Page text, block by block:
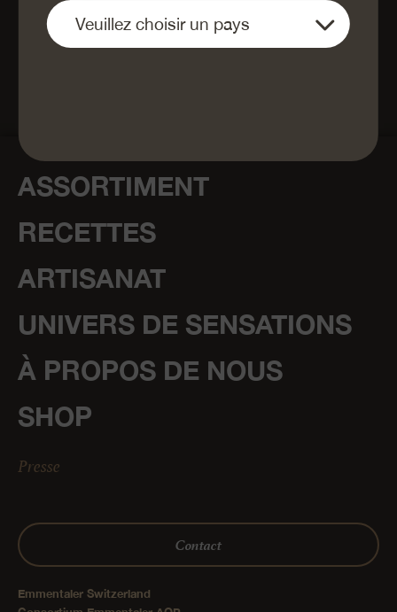
Retour à l'aperçu
ASSORTIMENT
RECETTES
ARTISANAT
UNIVERS DE SENSATIONS
À PROPOS DE NOUS
SHOP
Presse
Contact
Emmentaler Switzerland